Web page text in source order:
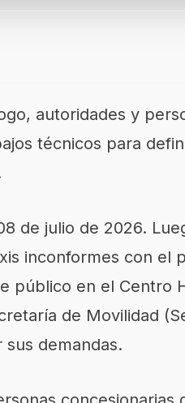
autoridades y
técnicos para
de julio de 2026.
inconformes con el
público en el Centro
de Movilidad
demandas.